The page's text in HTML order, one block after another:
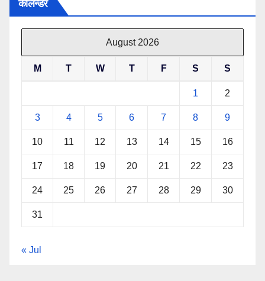
केलिन्डर
August 2026
M T W T F S S
1 2
3 4 5 6 7 8 9
10 11 12 13 14 15 16
17 18 19 20 21 22 23
24 25 26 27 28 29 30
31
« Jul